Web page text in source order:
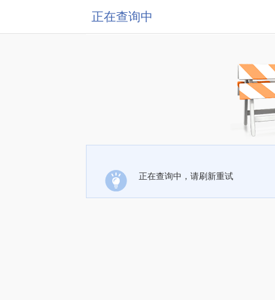
正在查询中
正在查询中，请刷新重试